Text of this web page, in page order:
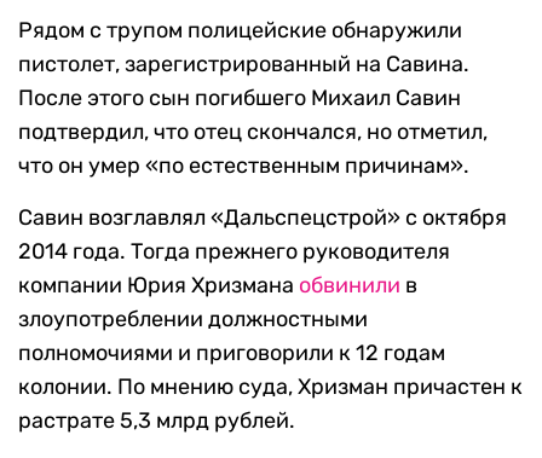
Рядом с трупом полицейские обнаружили
пистолет, зарегистрированный на Савина.
После этого сын погибшего Михаил Савин
подтвердил, что отец скончался, но отметил,
что он умер «по естественным причинам».
Савин возглавлял «Дальспецстрой» с октября
2014 года. Тогда прежнего руководителя
компании Юрия Хризмана обвинили в
злоупотреблении должностными
полномочиями и приговорили к 12 годам
колонии. По мнению суда, Хризман причастен к
растрате 5,3 млрд рублей.